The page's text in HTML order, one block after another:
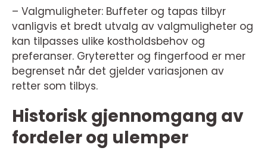
– Valgmuligheter: Buffeter og tapas tilbyr
vanligvis et bredt utvalg av valgmuligheter og
kan tilpasses ulike kostholdsbehov og
preferanser. Gryteretter og fingerfood er mer
begrenset når det gjelder variasjonen av
retter som tilbys.
Historisk gjennomgang av
fordeler og ulemper